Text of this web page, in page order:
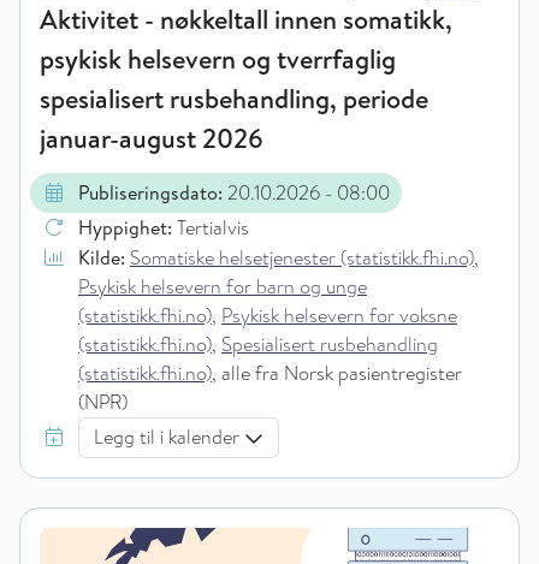
Aktivitet - nøkkeltall innen somatikk,
psykisk helsevern og tverrfaglig
spesialisert rusbehandling, periode
januar-august 2026
Publiseringsdato: 20.10.2026 - 08:00
Hyppighet: Tertialvis
Kilde: Somatiske helsetjenester (statistikk.fhi.no),
Psykisk helsevern for barn og unge
(statistikk.fhi.no), Psykisk helsevern for voksne
(statistikk.fhi.no), Spesialisert rusbehandling
(statistikk.fhi.no), alle fra Norsk pasientregister
(NPR)
Legg til i kalender